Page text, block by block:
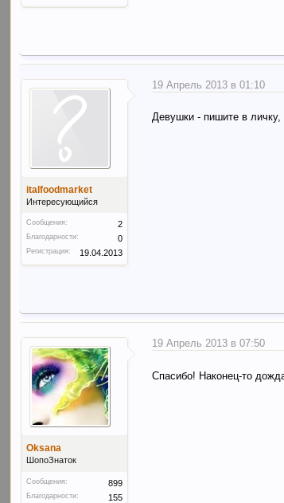
italfoodmarket
Интересующийся
Сообщения: 2
Благодарности: 0
Регистрация: 19.04.2013
19 Апрель 2013 в 01:10
Девушки - пишите в
Oksana
ШопоЗнаток
Сообщения: 899
Благодарности: 155
19 Апрель 2013 в 07:50
Спасибо! Наконец-то